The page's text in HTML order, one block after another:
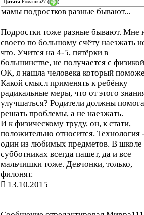
мамы подростков разные бывают...
Подростки тоже разные бывают. Мне
своего по большому счёту наезжать
что. Учится на 4-5, пятёрки в
большинстве, не получается с
ОК, я нашла человека который
Какой смысл применять к ребёнку
радикальные меры, что от этого
улучшаться? Родители должны
решать проблемы, а не наезжать.
И к физическому труду, он, к стати,
положительно относится. Технология
один из любимых предметов. В школе
субботниках всегда пашет, да и все
мальчишки тоже. Девчонки, только,
филонят.
13.10.2015